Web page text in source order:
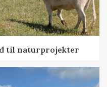
til naturprojekter